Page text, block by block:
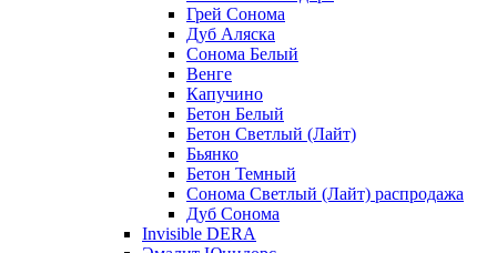
Грей Сонома
Дуб Аляска
Сонома Белый
Венге
Капучино
Бетон Белый
Бетон Светлый (Лайт)
Бьянко
Бетон Темный
Сонома Светлый (Лайт) распродажа
Дуб Сонома
Invisible DERA